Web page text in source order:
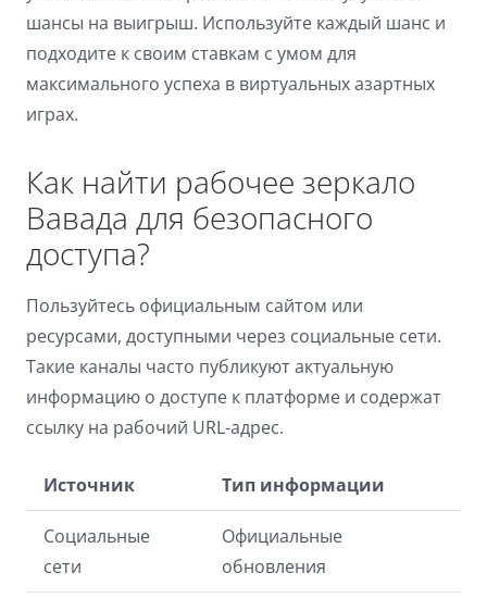
шансы на выигрыш. Используйте каждый шанс и
подходите к своим ставкам с умом для
максимального успеха в виртуальных азартных
играх.
Как найти рабочее зеркало
Вавада для безопасного
доступа?
Пользуйтесь официальным сайтом или
ресурсами, доступными через социальные сети.
Такие каналы часто публикуют актуальную
информацию о доступе к платформе и содержат
ссылку на рабочий URL-адрес.
Источник Тип информации
Социальные
сети
Официальные
обновления